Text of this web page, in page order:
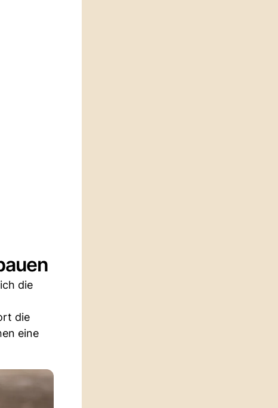
die
die
eine